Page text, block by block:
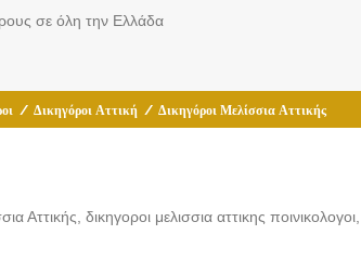
σε όλη την Ελλάδα
/ Δικηγόροι Αττική / Δικηγόροι Μελίσσια Αττικής
Αττικής, δικηγοροι μελισσια αττικης